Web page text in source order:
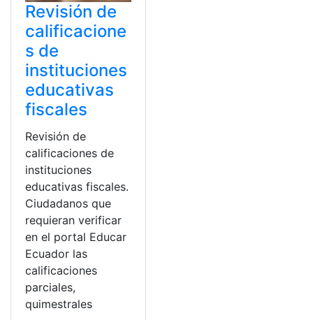
Revisión de
calificacione
s de
instituciones
educativas
fiscales
Revisión de
calificaciones de
instituciones
educativas fiscales.
Ciudadanos que
requieran verificar
en el portal Educar
Ecuador las
calificaciones
parciales,
quimestrales